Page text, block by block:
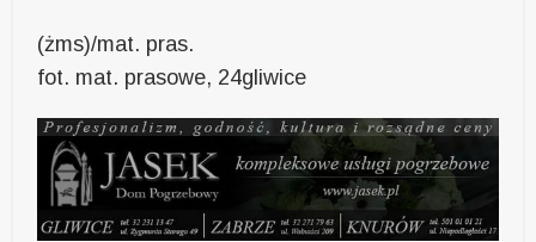
(żms)/mat. pras.
fot. mat. prasowe, 24gliwice